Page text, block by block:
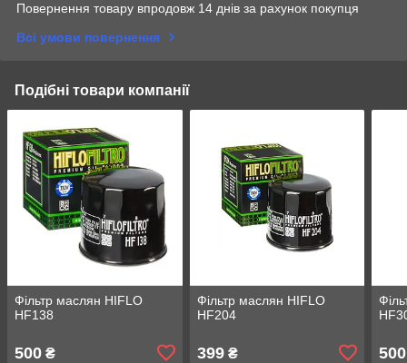
Повернення товару впродовж 14 днів за рахунок покупця
Всі умови повернення
Подібні товари компанії
Фільтр маслян HIFLO
HF138
500 ₴
Фільтр маслян HIFLO
HF204
399₴ 500